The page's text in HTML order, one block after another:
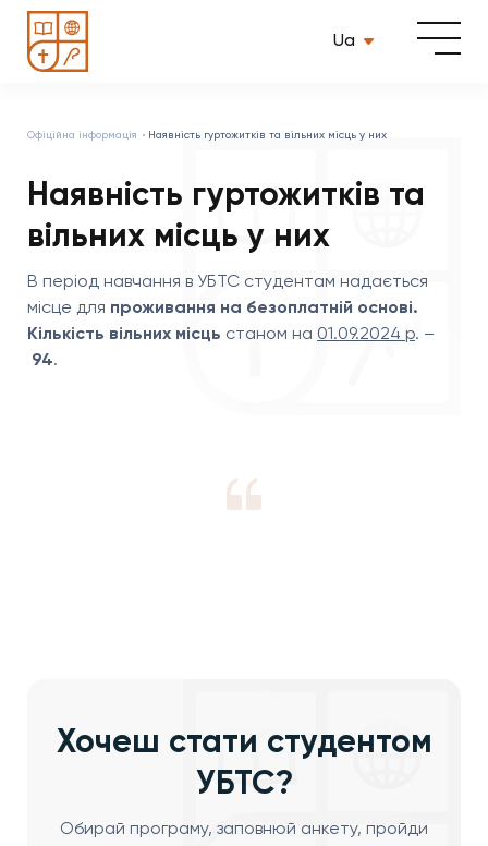
Ua
Офіційна інформація Наявність гуртожитків та вільних місць у них
Наявність гуртожитків та
вільних місць у них
В період навчання в УБТС студентам надається
місце для проживання на безоплатній основі.
Кількість вільних місць станом на 01.09.2024 р. –
94.
Хочеш стати студентом
УБТС?
Обирай програму, заповнюй анкету, пройди